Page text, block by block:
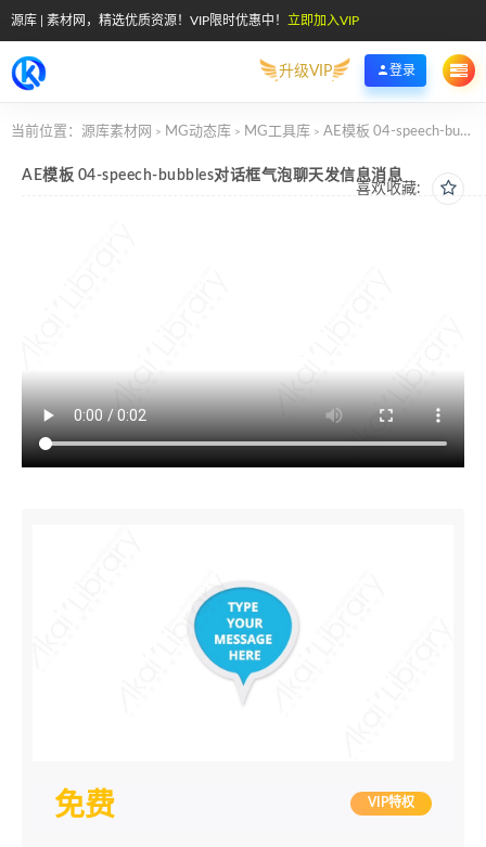
源库 | 素材网，精选优质资源！VIP限时优惠中！ 立即加入VIP
升级VIP 登录
当前位置： 源库素材网 > MG动态库 > MG工具库 > AE模板 04-speech-bubbles对话框气泡聊天发信息消息
喜欢收藏:
AE模板 04-speech-bubbles对话框气泡聊天发信息消息
免费 VIP特权